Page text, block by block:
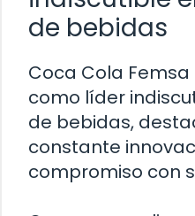
de bebidas
Coca Cola
como líder
de bebidas,
constante
compromiso con